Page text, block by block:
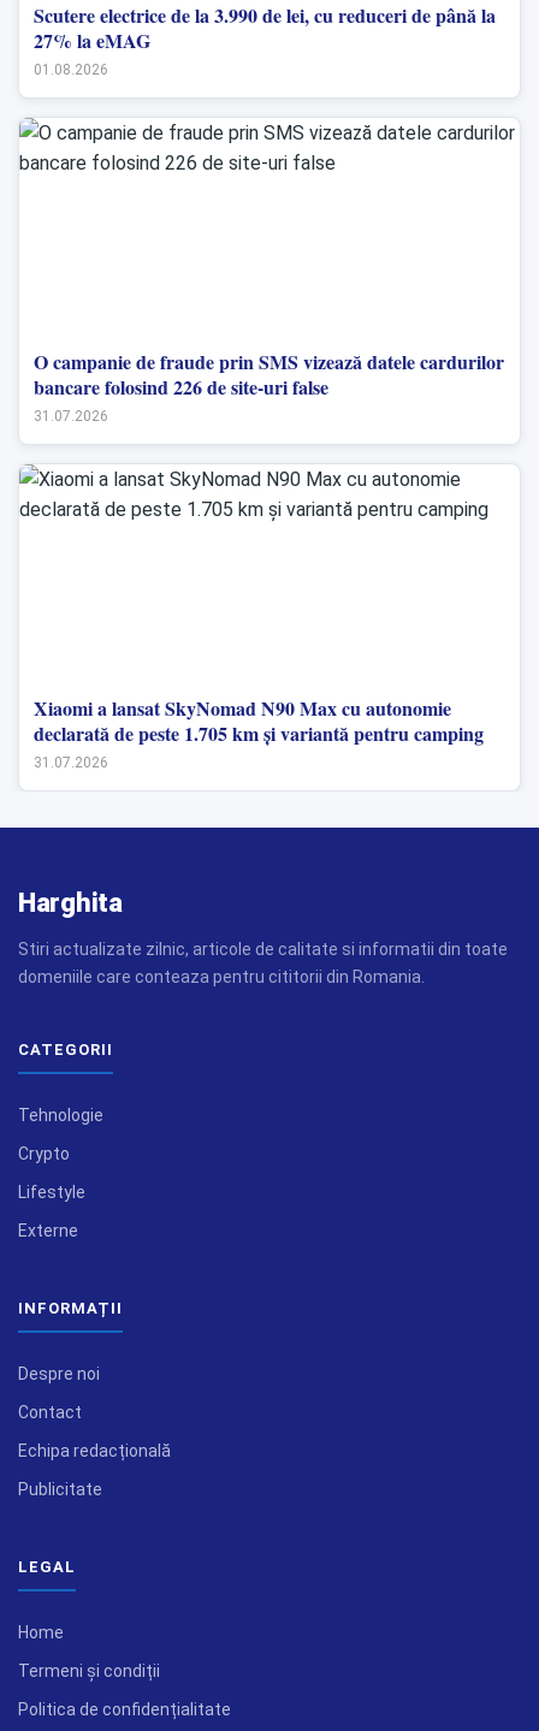
Scutere electrice de la 3.990 de lei, cu reduceri de până la
27% la eMAG
01.08.2026
O campanie de fraude prin SMS vizează datele cardurilor
bancare folosind 226 de site-uri false
31.07.2026
Xiaomi a lansat SkyNomad N90 Max cu autonomie
declarată de peste 1.705 km și variantă pentru camping
31.07.2026
Harghita
Stiri actualizate zilnic, articole de calitate si informatii din toate
domeniile care conteaza pentru cititorii din Romania.
CATEGORII
Tehnologie
Crypto
Lifestyle
Externe
INFORMAȚII
Despre noi
Contact
Echipa redacțională
Publicitate
LEGAL
Home
Termeni și condiții
Politica de confidențialitate